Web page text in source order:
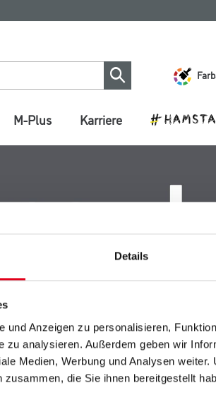
Details
und Anzeigen zu personalisieren,
zu analysieren. Außerdem geben wir
Medien, Werbung und Analysen
die Sie ihnen bereitgestellt
M-Plus Karriere